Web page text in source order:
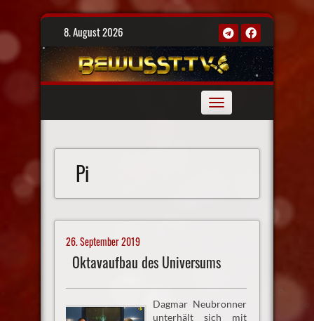
Skip
content
8. August 2026
Toggle
navigation
Pi
26. September 2019
Oktavaufbau des Universums
Dagmar Neubronner
unterhält sich mit